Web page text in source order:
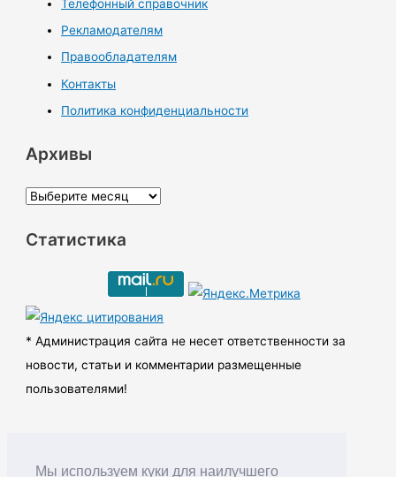
Мы используем куки для наилучшего
Телефонный справочник
Рекламодателям
Правообладателям
Контакты
Политика конфиденциальности
Архивы
А
х
ы
Статистика
* Администрация сайта не несет ответственности за
новости, статьи и комментарии размещенные
пользователями!